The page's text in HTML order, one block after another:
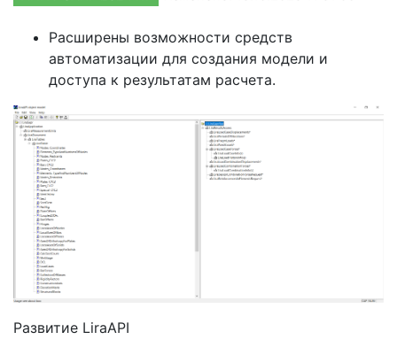
Расширены возможности средств
автоматизации для создания модели и
доступа к результатам расчета.
Развитие LiraAPI